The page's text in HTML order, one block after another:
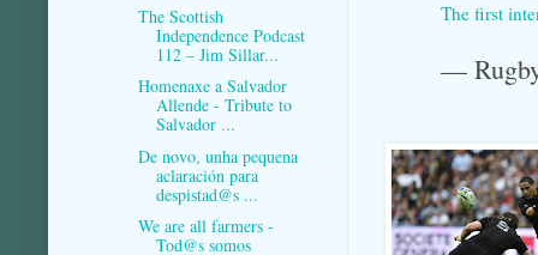
The first
—
The Scottish
Independence Podcast
112 – Jim Sillar...
Homenaxe a Salvador
Allende - Tribute to
Salvador ...
De novo, unha pequena
aclaración para
despistad@s ...
We are all farmers -
Tod@s somos